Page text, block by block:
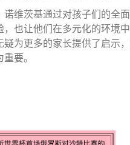
诺维茨基通过对孩子们的全
，也让他们在多元化的环境
疑为更多的家长提供了启示
要。